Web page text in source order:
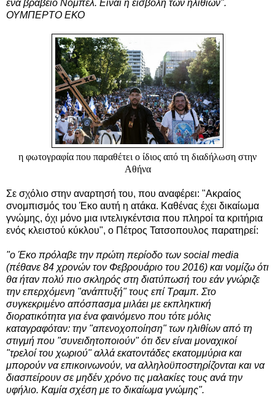
ένα βραβείο Νόμπελ. Είναι η εισβολή των ηλιθίων".
ΟΥΜΠΕΡΤΟ ΕΚΟ
η φωτογραφία που παραθέτει ο ίδιος από τη διαδήλωση στην
Αθήνα
Σε σχόλιο στην αναρτησή του, που αναφέρει: "Ακραίος
σνομπισμός του Έκο αυτή η ατάκα. Καθένας έχει δικαίωμα
γνώμης, όχι μόνο μια ιντελιγκέντσια που πληροί τα κριτήρια
ενός κλειστού κύκλου", ο Πέτρος Τατσοπουλος παρατηρεί:
"ο Έκο πρόλαβε την πρώτη περίοδο των social media
(πέθανε 84 χρονών τον Φεβρουάριο του 2016) και νομίζω ότι
θα ήταν πολύ πιο σκληρός στη διατύπωσή του εάν γνώριζε
την επερχόμενη "ανάπτυξή" τους επί Τραμπ. Στο
συγκεκριμένο απόσπασμα μιλάει με εκπληκτική
διορατικότητα για ένα φαινόμενο που τότε μόλις
καταγραφόταν: την "απενοχοποίηση" των ηλιθίων από τη
στιγμή που "συνειδητοποιούν" ότι δεν είναι μοναχικοί
"τρελοί του χωριού" αλλά εκατοντάδες εκατομμύρια και
μπορούν να επικοινωνούν, να αλληλοϋποστηρίζονται και να
διασπείρουν σε μηδέν χρόνο τις μαλακίες τους ανά την
υφήλιο. Καμία σχέση με το δικαίωμα γνώμης".